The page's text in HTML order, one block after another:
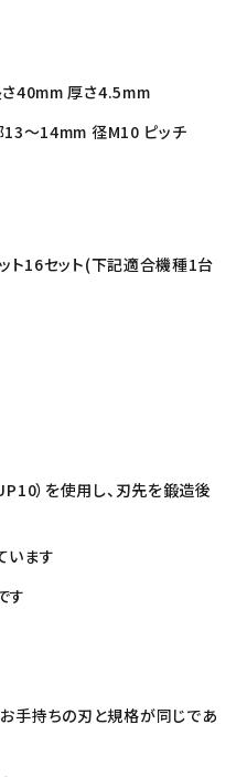
40mm 厚さ4.5mm
～14mm 径M10 ピッチ
ト16セット(下記適合機種1台
）を使用し、刃先を鍛造後
います
す
手持ちの刃と規格が同じであ